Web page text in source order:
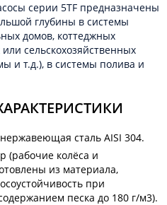
серии 5TF предназначены
глубины в системы
домов, коттеджных
сельскохозяйственных
и т.д.), в системы полива и
сталь AISI 304.
(рабочие колёса и
из материала,
при
песка до 180 г/м3).